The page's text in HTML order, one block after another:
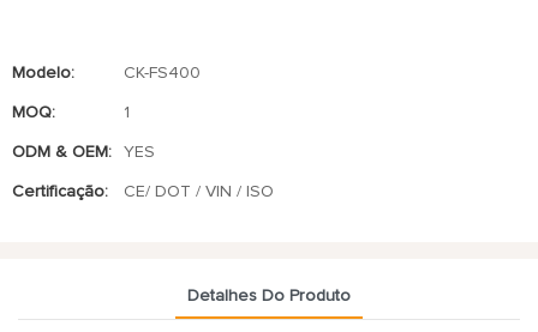
Modelo: CK-FS400
MOQ: 1
ODM & OEM: YES
Certificação: CE/ DOT / VIN / ISO
Detalhes Do Produto